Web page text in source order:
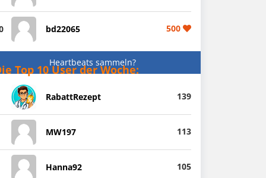
bd22065 500
Heartbeats sammeln?
Top 10 User der Woche:
RabattRezept 139
MW197 113
Hanna92 105